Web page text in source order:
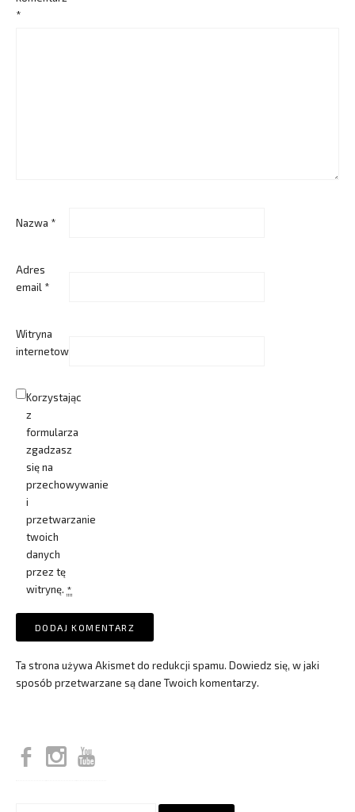
*
Nazwa *
Adres
email *
Witryna
internetowa
Korzystając
z
formularza
zgadzasz
się na
przechowywanie
i
przetwarzanie
twoich
danych
przez tę
witrynę. *
Ta strona używa Akismet do redukcji spamu. Dowiedz się, w jaki
sposób przetwarzane są dane Twoich komentarzy.